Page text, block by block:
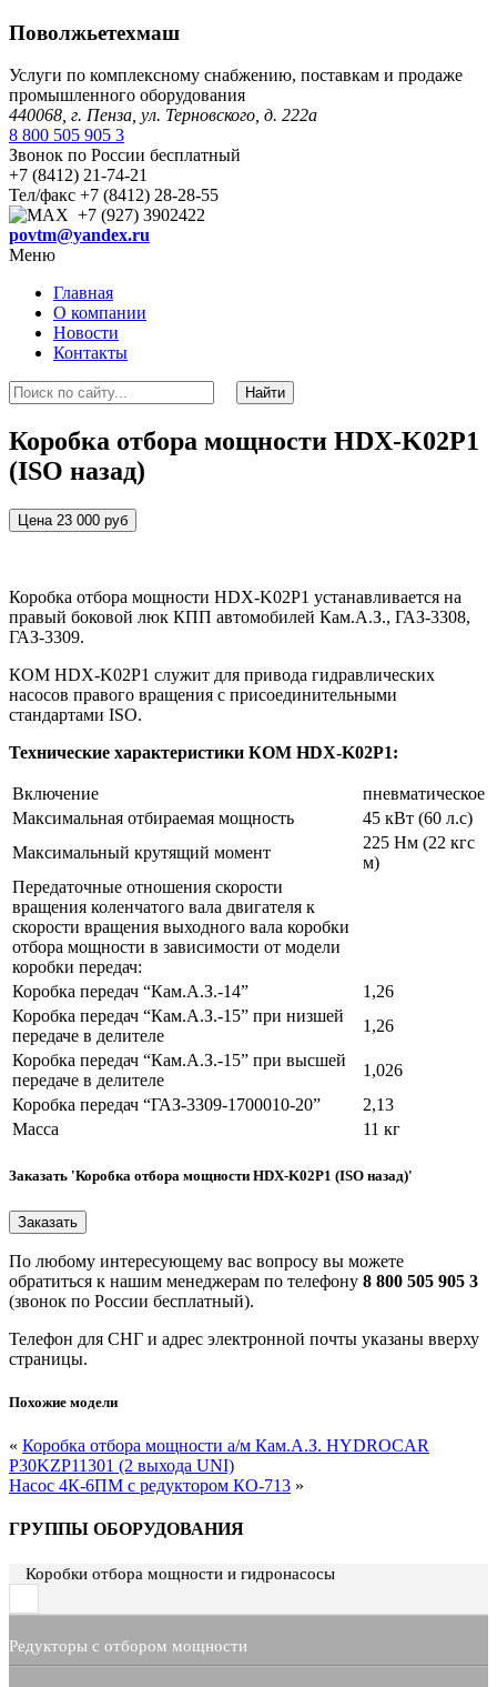
Поволжьетехмаш
Услуги по комплексному снабжению, поставкам и продаже
промышленного оборудования
440068, г. Пенза, ул. Терновского, д. 222а
8 800 505 905 3
Звонок по России бесплатный
+7 (8412) 21-74-21
Тел/факс +7 (8412) 28-28-55
+7 (927) 3902422
povtm@yandex.ru
Меню
Главная
О компании
Новости
Контакты
Коробка отбора мощности HDX-K02P1
(ISO назад)
Цена 23 000 руб
Коробка отбора мощности HDX-K02P1 устанавливается на
правый боковой люк КПП автомобилей Кам.А.З., ГАЗ-3308,
ГАЗ-3309.
КОМ HDX-K02P1 служит для привода гидравлических
насосов правого вращения с присоединительными
стандартами ISO.
Технические характеристики КОМ HDX-K02P1:
Включение
пневматическое
Максимальная отбираемая мощность
45 кВт (60 л.с)
Максимальный крутящий момент
225 Нм (22 кгс
м)
Передаточные отношения скорости
вращения коленчатого вала двигателя к
скорости вращения выходного вала коробки
отбора мощности в зависимости от модели
коробки передач:
Коробка передач “Кам.А.З.-14”
1,26
Коробка передач “Кам.А.З.-15” при низшей
передаче в делителе
1,26
Коробка передач “Кам.А.З.-15” при высшей
передаче в делителе
1,026
Коробка передач “ГАЗ-3309-1700010-20”
2,13
Масса
11 кг
Заказать 'Коробка отбора мощности HDX-K02P1 (ISO назад)'
По любому интересующему вас вопросу вы можете
обратиться к нашим менеджерам по телефону 8 800 505 905 3
(звонок по России бесплатный).
Телефон для СНГ и адрес электронной почты указаны вверху
страницы.
Похожие модели
« Коробка отбора мощности а/м Кам.А.З. HYDROCAR
P30KZP11301 (2 выхода UNI)
Насос 4К-6ПМ с редуктором КО-713 »
ГРУППЫ ОБОРУДОВАНИЯ
Коробки отбора мощности и гидронасосы
Редукторы с отбором мощности